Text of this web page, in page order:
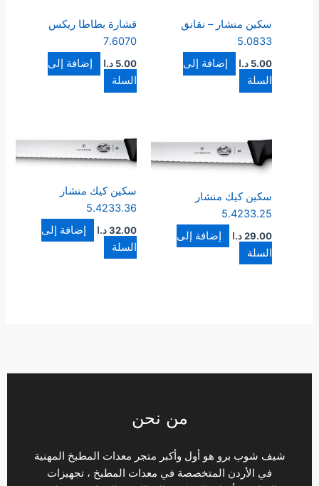
سكين منشار – نقانق
5.0833
5.00 د.ا
إضافة إلى
السلة
قشارة بطاطا ريكس
7.6070
5.00 د.ا
إضافة إلى
السلة
سكين كيك منشار
5.4233.25
29.00 د.ا
إضافة إلى
السلة
سكين كيك منشار
5.4233.36
32.00د.ا
إضافة إلى
السلة
من نحن
شيف شوب برو هو أول وأكبر متجر معدات المطبخ المهنية
في الأردن المتخصصة في معدات المطبخ ، تجهيزات